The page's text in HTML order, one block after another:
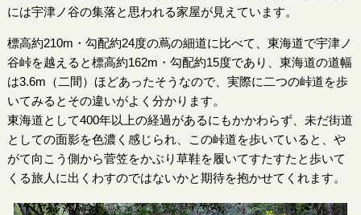
には宇津ノ谷の集落と思われる家屋が見えています。
標高約210m・勾配約24度の蔦の細道に比べて、東海道で宇津ノ
谷峠を越えると標高約162m・勾配約15度であり、東海道の道幅
は3.6m（二間）ほどあったそうなので、実際に二つの峠道を歩
いてみるとその違いがよく分かります。
東海道として400年以上の経過があるにもかかわらず、未だ街道
としての面影を色濃く感じられ、この峠道を歩いていると、や
がて向こう側から菅笠をかぶり草鞋を履いてすたすたと歩いて
くる旅人に出くわすのではないかと期待を抱かせてくれます。